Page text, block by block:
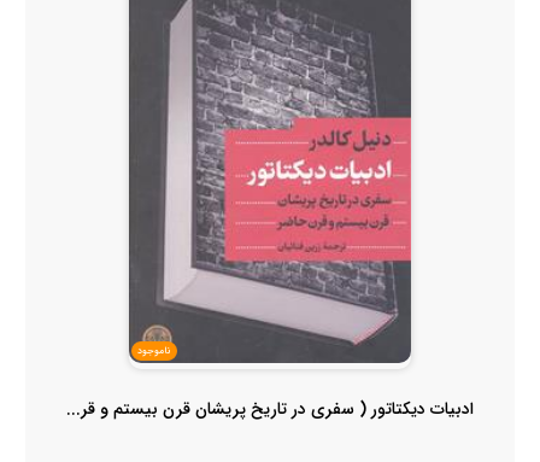
ناموجود
ادبیات دیکتاتور ( سفری در تاریخ پریشان قرن بیستم و قر...